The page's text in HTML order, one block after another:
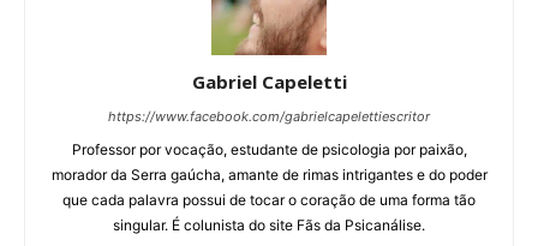
Gabriel Capeletti
https://www.facebook.com/gabrielcapelettiescritor
Professor por vocação, estudante de psicologia por paixão,
morador da Serra gaúcha, amante de rimas intrigantes e do poder
que cada palavra possui de tocar o coração de uma forma tão
singular. É colunista do site Fãs da Psicanálise.